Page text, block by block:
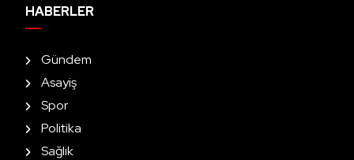
HABERLER
Gündem
Asayiş
Spor
Politika
Sağlık